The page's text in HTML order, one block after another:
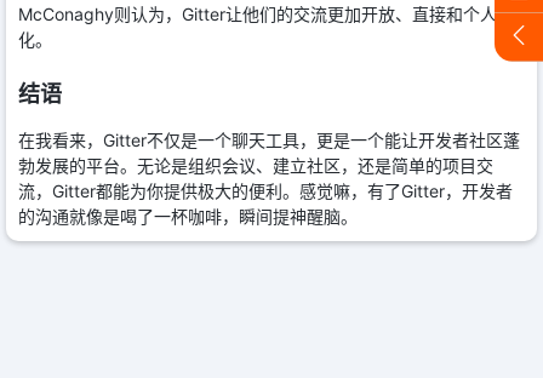
McConaghy则认为，Gitter让他们的交流更加开放、直接和个人
化。
结语
在我看来，Gitter不仅是一个聊天工具，更是一个能让开发者社区蓬
勃发展的平台。无论是组织会议、建立社区，还是简单的项目交
流，Gitter都能为你提供极大的便利。感觉嘛，有了Gitter，开发者
的沟通就像是喝了一杯咖啡，瞬间提神醒脑。